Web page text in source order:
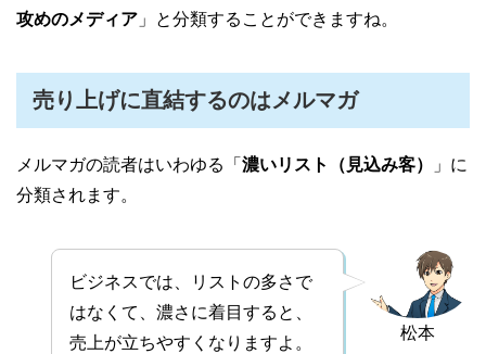
攻めのメディア 」と分類することができますね。
売り上げに直結するのはメルマガ
メルマガの読者はいわゆる「 濃いリスト（見込み客）
」に
分類されます。
松本
ビジネスでは、リストの多さで
はなくて、濃さに着目すると、
売上が立ちやすくなりますよ。